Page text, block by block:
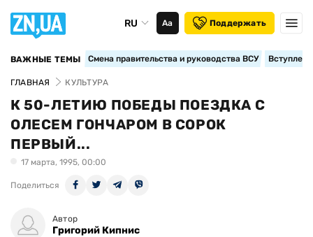
RU Аа Поддержать
ВАЖНЫЕ ТЕМЫ Смена правительства и руководства ВСУ
ГЛАВНАЯ КУЛЬТУРА
К 50-ЛЕТИЮ ПОБЕДЫ ПОЕЗДКА С
ОЛЕСЕМ ГОНЧАРОМ В СОРОК
ПЕРВЫЙ...
17 марта, 1995, 00:00
Поделиться
Автор
Григорий Кипнис